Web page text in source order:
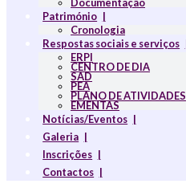
Património
Cronologia
Respostas sociais e serviços
ERPI
CENTRO DE DIA
SAD
PEA
PLANO DE ATIVIDADES
EMENTAS
Notícias/Eventos
Galeria
Inscrições
Contactos